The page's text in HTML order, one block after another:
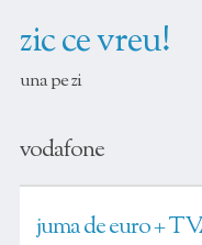
zic ce vreu!
una pe zi
vodafone
juma de euro +